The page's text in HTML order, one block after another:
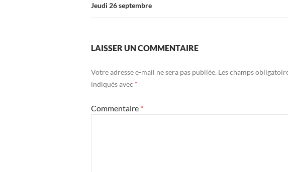
Jeudi 26 septembre
LAISSER UN COMMENTAIRE
Votre adresse e-mail ne sera pas publiée. Les champs
indiqués avec *
Commentaire *